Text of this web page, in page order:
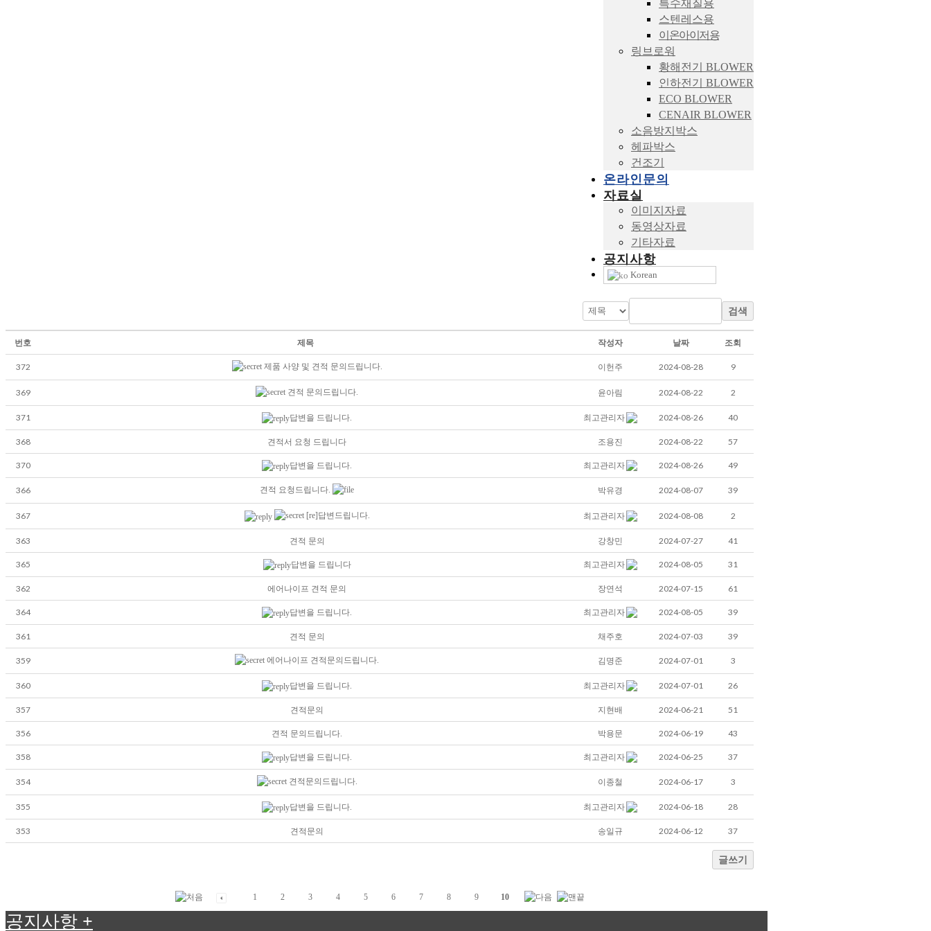
특수재질용
스텐레스용
이온아이저용
링브로워
황해전기 BLOWER
인하전기 BLOWER
ECO BLOWER
CENAIR BLOWER
소음방지박스
헤파박스
건조기
온라인문의
자료실
이미지자료
동영상자료
기타자료
공지사항
Korean
검색
번호 제목 작성자 날짜 조회
372 제품 사양 및 견적 문의드립니다. 이헌주 2024-08-28 9
369 견적 문의드립니다. 윤아림 2024-08-22 2
371 답변을 드립니다. 최고관리자 2024-08-26 40
368 견적서 요청 드립니다 조용진 2024-08-22 57
370 답변을 드립니다. 최고관리자 2024-08-26 49
366 견적 요청드립니다. 박유경 2024-08-07 39
367 [re]답변드립니다. 최고관리자 2024-08-08 2
363 견적 문의 강창민 2024-07-27 41
365 답변을 드립니다 최고관리자 2024-08-05 31
362 에어나이프 견적 문의 장연석 2024-07-15 61
364 답변을 드립니다. 최고관리자 2024-08-05 39
361 견적 문의 채주호 2024-07-03 39
359 에어나이프 견적문의드립니다. 김명준 2024-07-01 3
360 답변을 드립니다. 최고관리자 2024-07-01 26
357 견적문의 지현배 2024-06-21 51
356 견적 문의드립니다. 박용문 2024-06-19 43
358 답변을 드립니다. 최고관리자 2024-06-25 37
354 견적문의드립니다. 이종철 2024-06-17 3
355 답변을 드립니다. 최고관리자 2024-06-18 28
353 견적문의 송일규 2024-06-12 37
글쓰기
1 2 3 4 5 6 7 8 9 10
공지사항 +